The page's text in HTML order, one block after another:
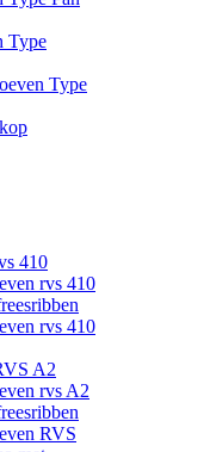
Type
Type
410
rvs 410
rvs 410
A2
rvs A2
RVS